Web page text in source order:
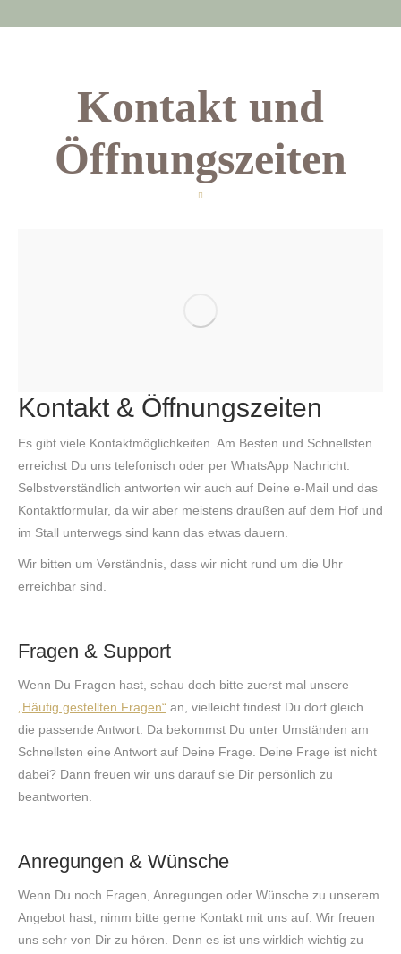
Kontakt und
Öffnungszeiten
Kontakt & Öffnungszeiten
Es gibt viele Kontaktmöglichkeiten. Am Besten und Schnellsten
erreichst Du uns telefonisch oder per WhatsApp Nachricht.
Selbstverständlich antworten wir auch auf Deine e-Mail und das
Kontaktformular, da wir aber meistens draußen auf dem Hof und
im Stall unterwegs sind kann das etwas dauern.
Wir bitten um Verständnis, dass wir nicht rund um die Uhr
erreichbar sind.
Fragen & Support
Wenn Du Fragen hast, schau doch bitte zuerst mal unsere
„Häufig gestellten Fragen“ an, vielleicht findest Du dort gleich
die passende Antwort. Da bekommst Du unter Umständen am
Schnellsten eine Antwort auf Deine Frage. Deine Frage ist nicht
dabei? Dann freuen wir uns darauf sie Dir persönlich zu
beantworten.
Anregungen & Wünsche
Wenn Du noch Fragen, Anregungen oder Wünsche zu unserem
Angebot hast, nimm bitte gerne Kontakt mit uns auf. Wir freuen
uns sehr von Dir zu hören. Denn es ist uns wirklich wichtig zu